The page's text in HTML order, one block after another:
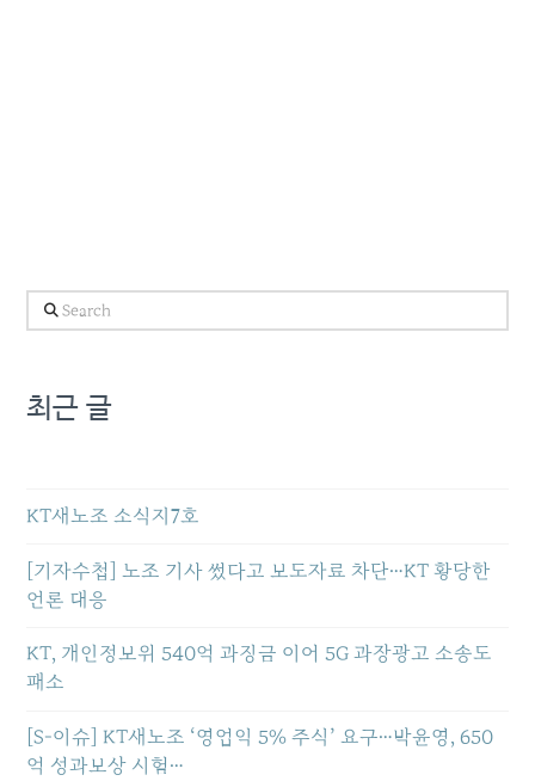
Search
최근 글
KT새노조 소식지7호
[기자수첩] 노조 기사 썼다고 보도자료 차단…KT 황당한
언론 대응
KT, 개인정보위 540억 과징금 이어 5G 과장광고 소송도
패소
[S-이슈] KT새노조 ‘영업익 5% 주식’ 요구…박윤영, 650
억 성과보상 시험…